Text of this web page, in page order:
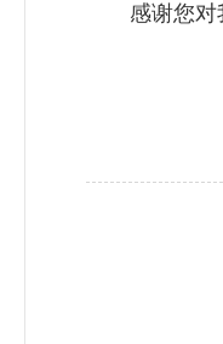
感谢您对我